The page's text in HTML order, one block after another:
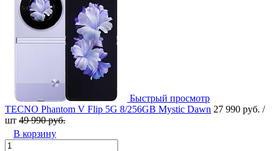
Быстрый просмотр
TECNO Phantom V Flip 5G 8/256GB Mystic Dawn 27 990 руб. /
шт 49 990 руб.
В корзину